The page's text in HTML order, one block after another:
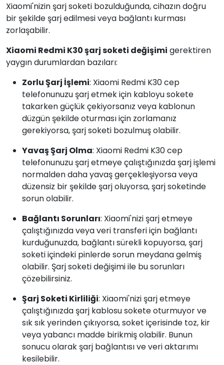
Xiaomi'nizin şarj soketi bozulduğunda, cihazın doğru
bir şekilde şarj edilmesi veya bağlantı kurması
zorlaşabilir.
Xiaomi Redmi K30 şarj soketi değişimi gerektiren
yaygın durumlardan bazıları:
Zorlu Şarj İşlemi: Xiaomi Redmi K30 cep
telefonunuzu şarj etmek için kabloyu sokete
takarken güçlük çekiyorsanız veya kablonun
düzgün şekilde oturması için zorlamanız
gerekiyorsa, şarj soketi bozulmuş olabilir.
Yavaş Şarj Olma: Xiaomi Redmi K30 cep
telefonunuzu şarj etmeye çalıştığınızda şarj işlemi
normalden daha yavaş gerçekleşiyorsa veya
düzensiz bir şekilde şarj oluyorsa, şarj soketinde
sorun olabilir.
Bağlantı Sorunları: Xiaomi'nizi şarj etmeye
çalıştığınızda veya veri transferi için bağlantı
kurduğunuzda, bağlantı sürekli kopuyorsa, şarj
soketi içindeki pinlerde sorun meydana gelmiş
olabilir. Şarj soketi değişimi ile bu sorunları
çözebilirsiniz.
Şarj Soketi Kirliliği: Xiaomi'nizi şarj etmeye
çalıştığınızda şarj kablosu sokete oturmuyor ve
sık sık yerinden çıkıyorsa, soket içerisinde toz, kir
veya yabancı madde birikmiş olabilir. Bunun
sonucu olarak şarj bağlantısı ve veri aktarımı
kesilebilir.